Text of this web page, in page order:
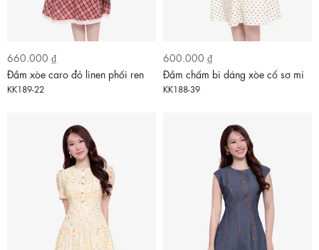
660.000 ₫
Đầm xòe caro đỏ linen phối ren
KK189-22
600.000 ₫
Đầm chấm bi dáng xòe cổ sơ mi
KK188-39